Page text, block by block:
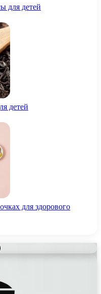
для детей
детей
для здорового